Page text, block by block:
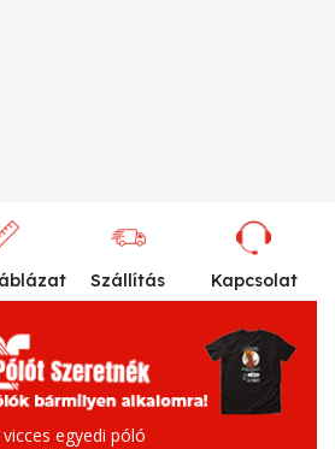
Szállítás Kapcsolat
egyedi póló